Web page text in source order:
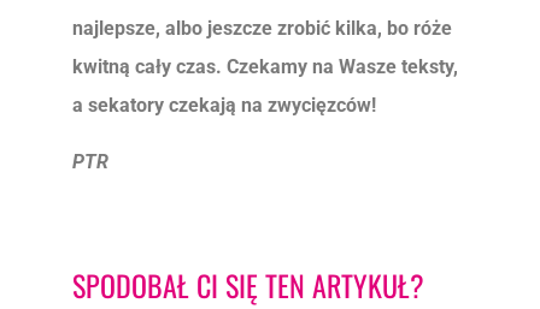
najlepsze, albo jeszcze zrobić kilka, bo róże
kwitną cały czas. Czekamy na Wasze teksty,
a sekatory czekają na zwycięzców!
PTR
SPODOBAŁ CI SIĘ TEN ARTYKUŁ?